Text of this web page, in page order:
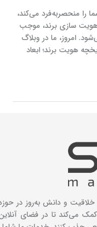
منحصر‌به‌فرد می‌کند،
هویت سازی برند، موجب
امروز، ما در وبلاگ
هویت برند؛ ابعاد
خلاقیت و دانش به‌روز در
می‌کند تا در فضای